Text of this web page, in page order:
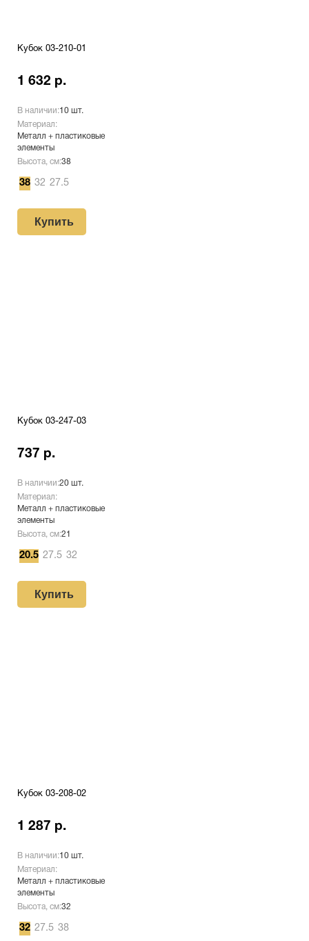
Кубок 03-210-01
1 632 р.
В наличии:10 шт.
Материал:
Металл + пластиковые
элементы
Высота, см:38
38 32 27.5
Купить
Кубок 03-247-03
737 р.
В наличии:20 шт.
Материал:
Металл + пластиковые
элементы
Высота, см:21
20.5 27.5 32
Купить
Кубок 03-208-02
1 287 р.
В наличии:10 шт.
Материал:
Металл + пластиковые
элементы
Высота, см:32
32 27.5 38